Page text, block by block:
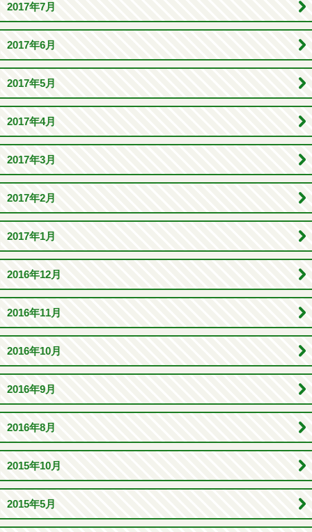
2017年7月
2017年6月
2017年5月
2017年4月
2017年3月
2017年2月
2017年1月
2016年12月
2016年11月
2016年10月
2016年9月
2016年8月
2015年10月
2015年5月